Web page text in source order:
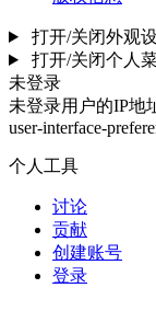
打开/关闭外观
打开/关闭个人
未登录
未登录用户的IP地
user-interface-
个人工具
讨论
贡献
创建账号
登录